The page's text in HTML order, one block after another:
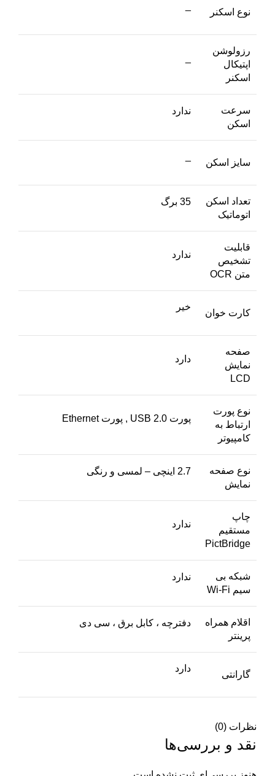
نوع اسکنر
رزولوشن
اپتیکال
اسکنر
سرعت
اسکن
ندارد
سایز اسکن
تعداد اسکن
اتوماتیک
35 برگ
قابلیت
تشخیص
متن OCR
ندارد
کارت خوان
خیر
صفحه
نمایش
LCD
دارد
نوع پورت
ارتباط به
کامپیوتر
پورت USB 2.0 , پورت Ethernet
نوع صفحه
نمایش
2.7 اینچی – لمسی و رنگی
چاپ
مستقیم
PictBridge
ندارد
شبکه بی
سیم Wi-Fi
ندارد
اقلام همراه
پرینتر
دفترچه ، کابل برق ، سی دی
گارانتی
دارد
نظرات (0)
نقد و بررسی‌ها